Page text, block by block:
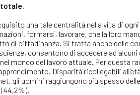
una tale centralità nella vita di
formarsi, lavorare, che la loro
di cittadinanza. Si tratta anche delle
consentono di accedere ad
mondo del lavoro attuale. Per questa
Disparità ricollegabili
gli uomini raggiungono più spesso